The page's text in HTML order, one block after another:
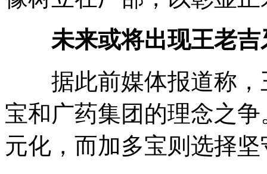
未来或将出现王老吉
据此前媒体报道称，
宝和广药集团的理念之
元化，而加多宝则选择